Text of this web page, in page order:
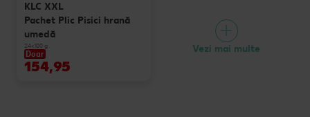
KLC XXL
Pachet Plic Pisici hrană
umedă
24x100 g
Doar
154,95
Vezi mai multe